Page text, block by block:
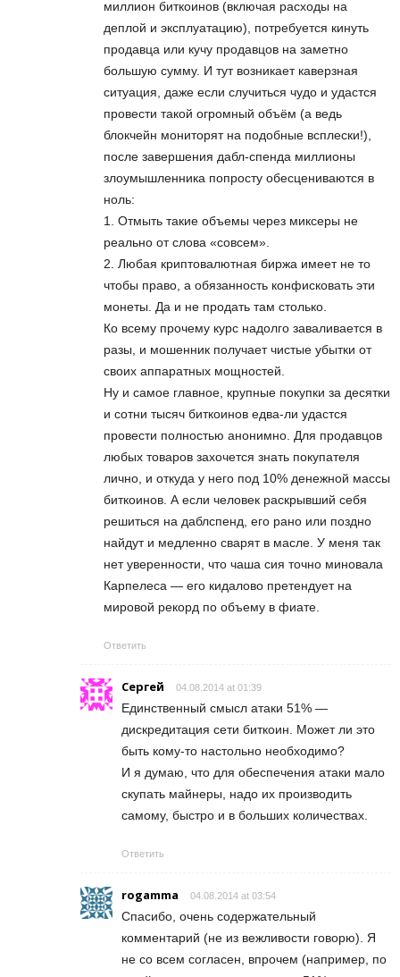
миллион биткоинов (включая расходы на
деплой и эксплуатацию), потребуется кинуть
продавца или кучу продавцов на заметно
большую сумму. И тут возникает каверзная
ситуация, даже если случиться чудо и удастся
провести такой огромный объём (а ведь
блокчейн мониторят на подобные всплески!),
после завершения дабл-спенда миллионы
злоумышленника попросту обесцениваются в
ноль:
1. Отмыть такие объемы через миксеры не
реально от слова «совсем».
2. Любая криптовалютная биржа имеет не то
чтобы право, а обязанность конфисковать эти
монеты. Да и не продать там столько.
Ко всему прочему курс надолго заваливается в
разы, и мошенник получает чистые убытки от
своих аппаратных мощностей.
Ну и самое главное, крупные покупки за десятки
и сотни тысяч биткоинов едва-ли удастся
провести полностью анонимно. Для продавцов
любых товаров захочется знать покупателя
лично, и откуда у него под 10% денежной массы
биткоинов. А если человек раскрывший себя
решиться на даблспенд, его рано или поздно
найдут и медленно сварят в масле. У меня так
нет уверенности, что чаша сия точно миновала
Карпелеса — его кидалово претендует на
мировой рекорд по объему в фиате.
Ответить
Сергей 04.08.2014 at 01:39
Единственный смысл атаки 51% —
дискредитация сети биткоин. Может ли это
быть кому-то настольно необходимо?
И я думаю, что для обеспечения атаки мало
скупать майнеры, надо их производить
самому, быстро и в больших количествах.
Ответить
rogamma 04.08.2014 at 03:54
Спасибо, очень содержательный
комментарий (не из вежливости говорю). Я
не со всем согласен, впрочем (например, по